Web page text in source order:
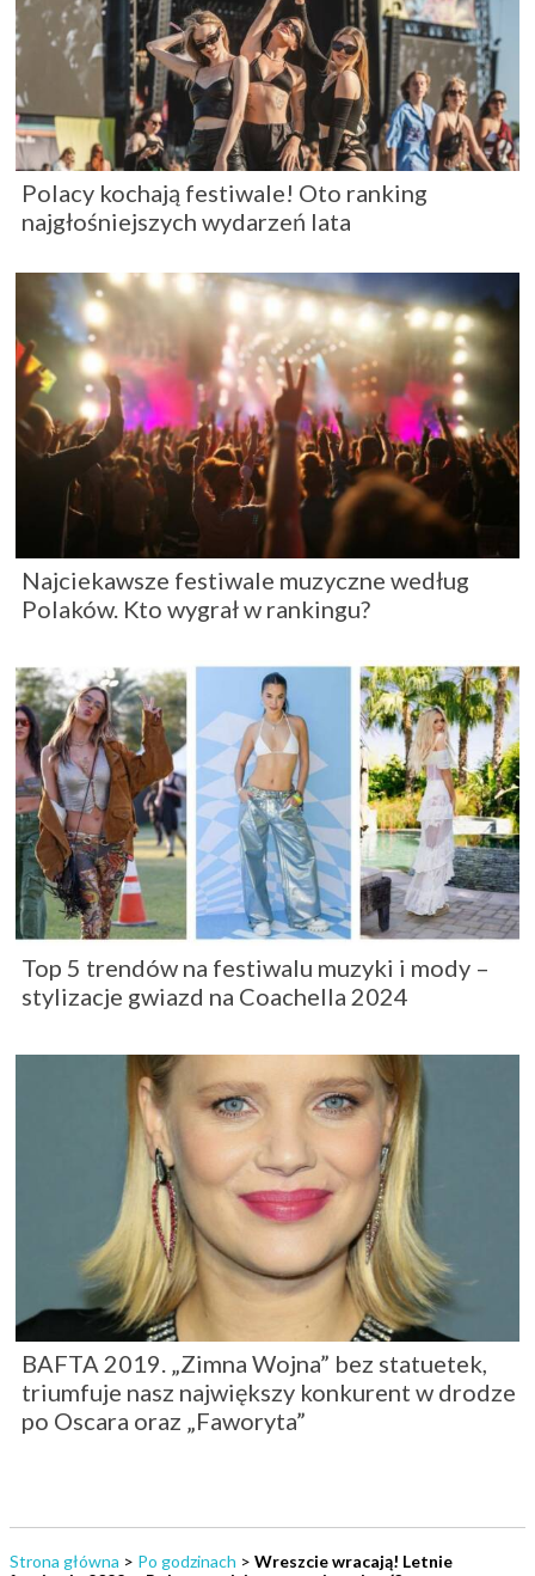
Polacy kochają festiwale! Oto ranking
najgłośniejszych wydarzeń lata
Najciekawsze festiwale muzyczne według
Polaków. Kto wygrał w rankingu?
Top 5 trendów na festiwalu muzyki i mody –
stylizacje gwiazd na Coachella 2024
BAFTA 2019. „Zimna Wojna” bez statuetek,
triumfuje nasz największy konkurent w drodze
po Oscara oraz „Faworyta”
Strona główna > Po godzinach > Wreszcie wracają! Letnie